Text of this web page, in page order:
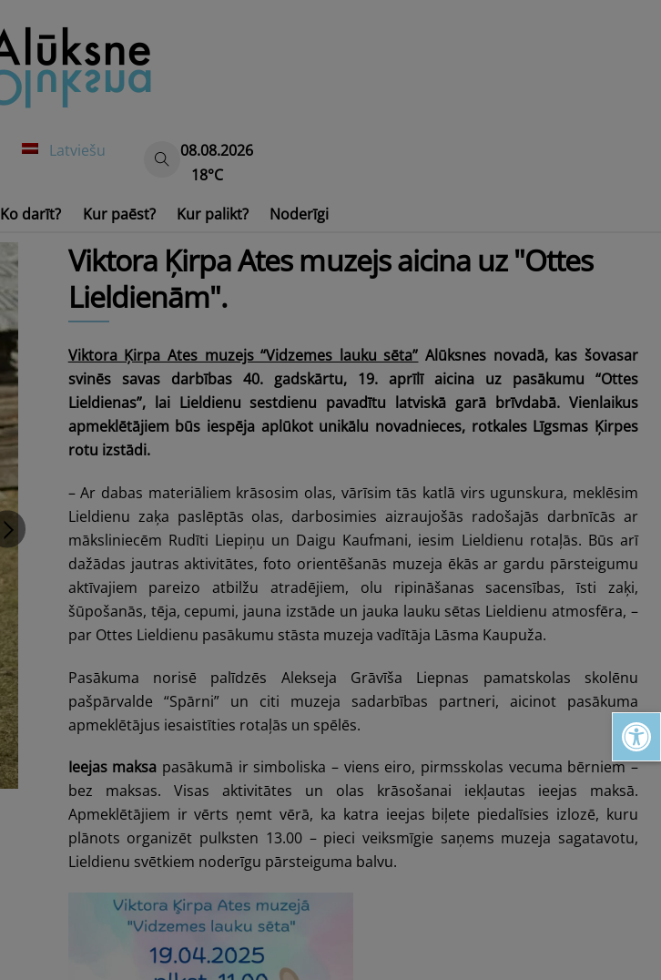
Open toolbar
Latviešu
08.08.2026
18°C
Ko darīt? Kur paēst? Kur palikt? Noderīgi
Viktora Ķirpa Ates muzejs aicina uz "Ottes
Lieldienām".
Viktora Ķirpa Ates muzejs “Vidzemes lauku sēta” Alūksnes novadā, kas šovasar
svinēs savas darbības 40. gadskārtu, 19. aprīlī aicina uz pasākumu “Ottes
Lieldienas”, lai Lieldienu sestdienu pavadītu latviskā garā brīvdabā. Vienlaikus
apmeklētājiem būs iespēja aplūkot unikālu novadnieces, rotkales Līgsmas Ķirpes
rotu izstādi.
– Ar dabas materiāliem krāsosim olas, vārīsim tās katlā virs ugunskura, meklēsim
Lieldienu zaķa paslēptās olas, darbosimies aizraujošās radošajās darbnīcās ar
māksliniecēm Rudīti Liepiņu un Daigu Kaufmani, iesim Lieldienu rotaļās. Būs arī
dažādas jautras aktivitātes, foto orientēšanās muzeja ēkās ar gardu pārsteigumu
aktīvajiem pareizo atbilžu atradējiem, olu ripināšanas sacensības, īsti zaķi,
šūpošanās, tēja, cepumi, jauna izstāde un jauka lauku sētas Lieldienu atmosfēra, –
par Ottes Lieldienu pasākumu stāsta muzeja vadītāja Lāsma Kaupuža.
Pasākuma norisē palīdzēs Alekseja Grāvīša Liepnas pamatskolas skolēnu
pašpārvalde “Spārni” un citi muzeja sadarbības partneri, aicinot pasākuma
apmeklētājus iesaistīties rotaļās un spēlēs.
Ieejas maksa pasākumā ir simboliska – viens eiro, pirmsskolas vecuma bērniem –
bez maksas. Visas aktivitātes un olas krāsošanai iekļautas ieejas maksā.
Apmeklētājiem ir vērts ņemt vērā, ka katra ieejas biļete piedalīsies izlozē, kuru
plānots organizēt pulksten 13.00 – pieci veiksmīgie saņems muzeja sagatavotu,
Lieldienu svētkiem noderīgu pārsteiguma balvu.